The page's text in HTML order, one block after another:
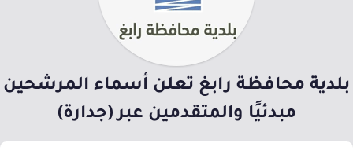
بلدية محافظة رابغ تعلن أسماء المرشحين
مبدئيًا والمتقدمين عبر (جدارة)